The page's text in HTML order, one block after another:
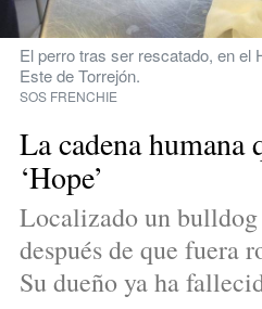
El perro tras ser rescatado, en el
Este de Torrejón.
SOS FRENCHIE
La cadena humana
‘Hope’
Localizado un bulldog
después de que fuera
Su dueño ya ha